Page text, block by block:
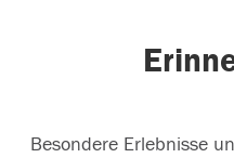
Besondere Erlebnisse